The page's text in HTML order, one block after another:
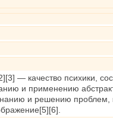
— качество психики,
и применению
и решению проблем,